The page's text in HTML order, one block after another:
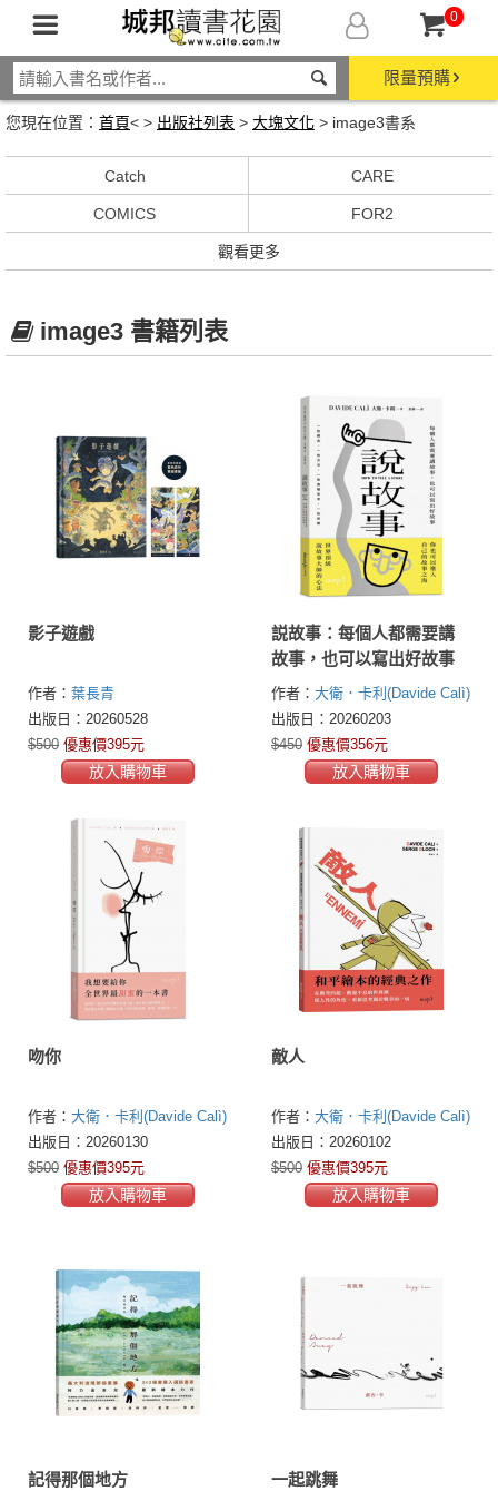
0
限量預購
您現在位置： 首頁< > 出版社列表 > 大塊文化 > image3書系
Catch CARE
COMICS FOR2
觀看更多
image3 書籍列表
影子遊戲
作者： 葉長青
出版日：20260528
$500 優惠價395元
放入購物車
説故事：每個人都需要講
故事，也可以寫出好故事
作者： 大衛．卡利(Davide Calì)
出版日：20260203
$450 優惠價356元
放入購物車
吻你
作者： 大衛．卡利(Davide Calì)
沙基．布勒奇(Serge Bloch)
出版日：20260130
$500 優惠價395元
放入購物車
敵人
作者： 大衛．卡利(Davide Calì)
沙基．布勒奇(Serge Bloch)
出版日：20260102
$500 優惠價395元
放入購物車
記得那個地方 一起跳舞